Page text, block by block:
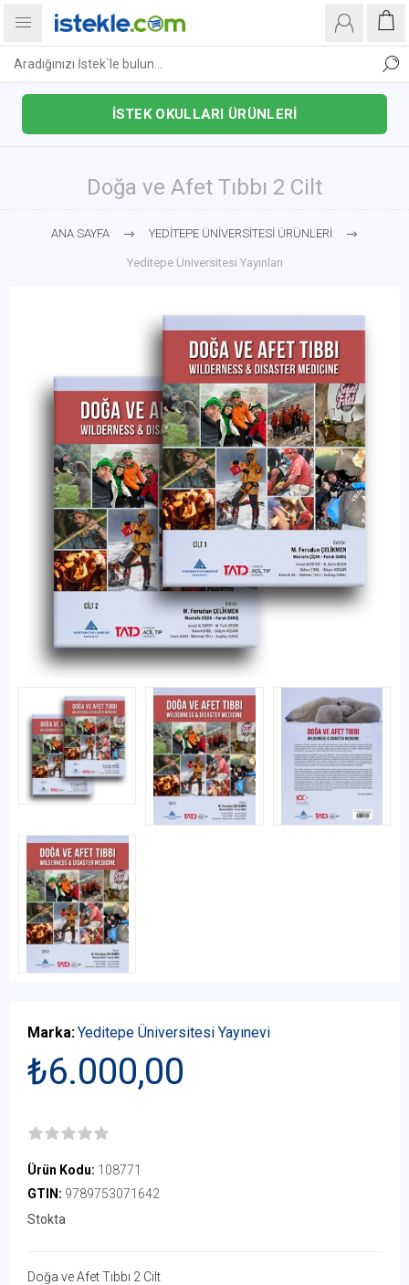
İSTEK OKULLARI ÜRÜNLERİ
Doğa ve Afet Tıbbı 2 Cilt
ANA SAYFA YEDİTEPE ÜNİVERSİTESİ ÜRÜNLERİ
Yeditepe Üniversitesi Yayınları
Marka:Yeditepe Üniversitesi Yayınevi
₺6.000,00
Ürün Kodu: 108771
GTIN: 9789753071642
Stokta
Doğa ve Afet Tıbbı 2 Cilt